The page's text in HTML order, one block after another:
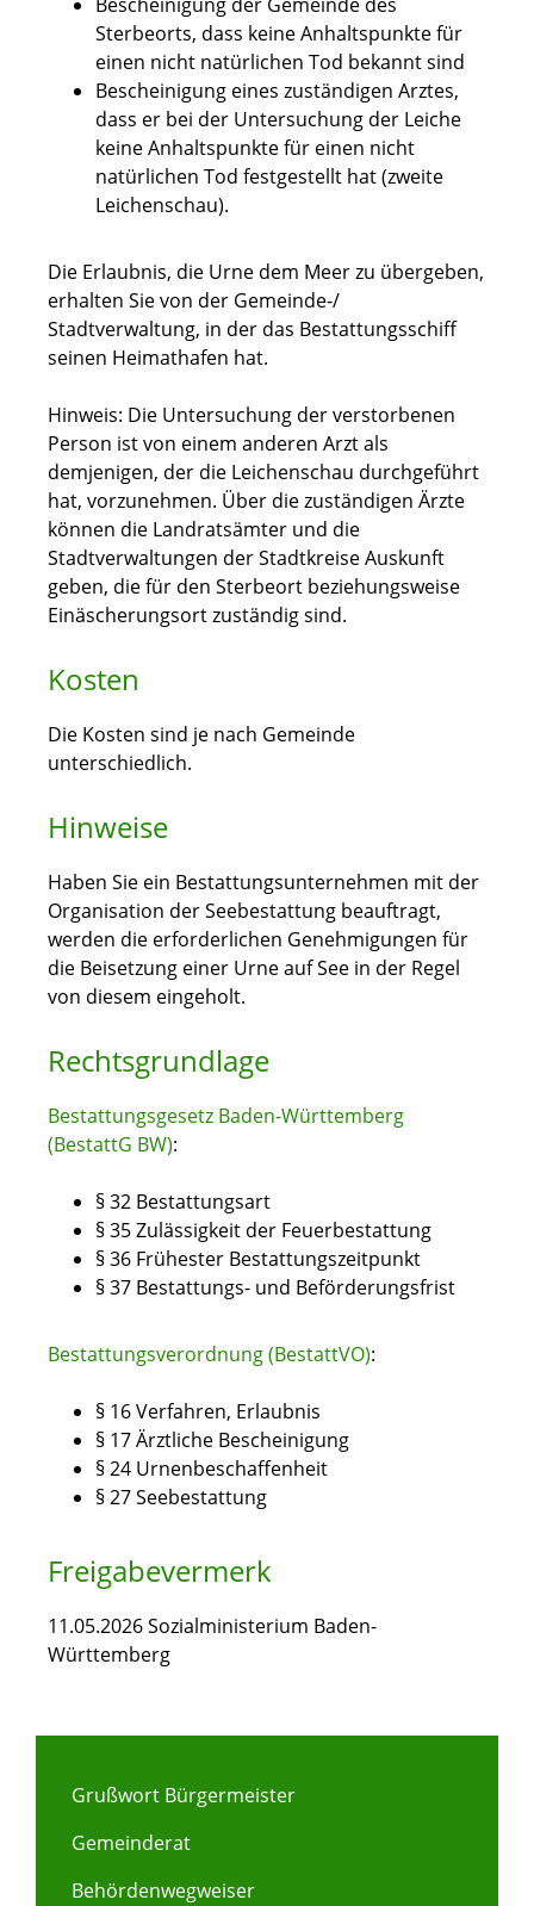
Sterbeorts, dass keine Anhaltspunkte für
einen nicht natürlichen Tod bekannt sind
Bescheinigung eines zuständigen Arztes,
dass er bei der Untersuchung der Leiche
keine Anhaltspunkte für einen nicht
natürlichen Tod festgestellt hat (zweite
Leichenschau).
Die Erlaubnis, die Urne dem Meer zu übergeben,
erhalten Sie von der Gemeinde-/
Stadtverwaltung, in der das Bestattungsschiff
seinen Heimathafen hat.
Hinweis: Die Untersuchung der verstorbenen
Person ist von einem anderen Arzt als
demjenigen, der die Leichenschau durchgeführt
hat, vorzunehmen. Über die zuständigen Ärzte
können die Landratsämter und die
Stadtverwaltungen der Stadtkreise Auskunft
geben, die für den Sterbeort beziehungsweise
Einäscherungsort zuständig sind.
Kosten
Die Kosten sind je nach Gemeinde
unterschiedlich.
Hinweise
Haben Sie ein Bestattungsunternehmen mit der
Organisation der Seebestattung beauftragt,
werden die erforderlichen Genehmigungen für
die Beisetzung einer Urne auf See in der Regel
von diesem eingeholt.
Rechtsgrundlage
Bestattungsgesetz Baden-Württemberg
(BestattG BW):
§ 32 Bestattungsart
§ 35 Zulässigkeit der Feuerbestattung
§ 36 Frühester Bestattungszeitpunkt
§ 37 Bestattungs- und Beförderungsfrist
Bestattungsverordnung (BestattVO):
§ 16 Verfahren, Erlaubnis
§ 17 Ärztliche Bescheinigung
§ 24 Urnenbeschaffenheit
§ 27 Seebestattung
Freigabevermerk
11.05.2026 Sozialministerium Baden-
Württemberg
Grußwort Bürgermeister
Gemeinderat
Behördenwegweiser